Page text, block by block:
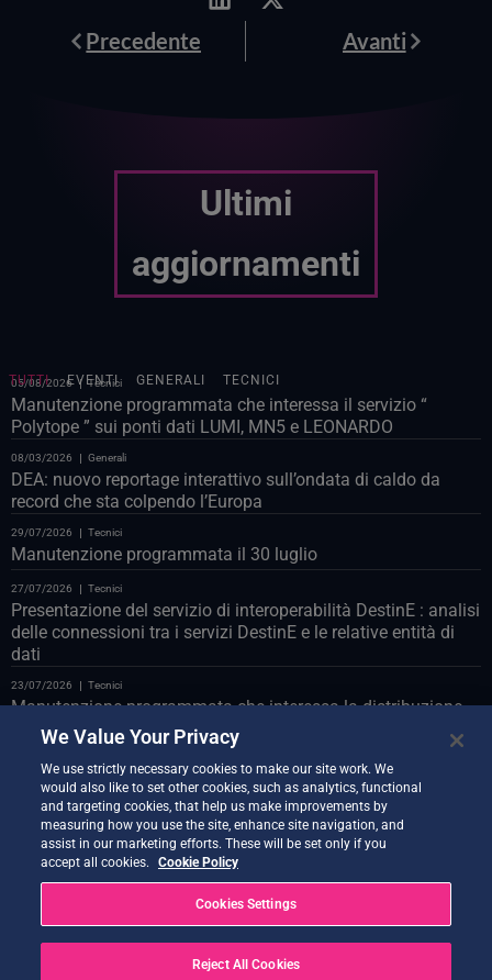
PrevPrecedente AvantiAvanti
Ultimi
aggiornamenti
EVENTI GENERALI TECNICI
TUTTI
05/08/2026 Tecnici
Manutenzione programmata che interessa il servizio “
Polytope ” sui ponti dati LUMI, MN5 e LEONARDO
08/03/2026 Generali
DEA: nuovo reportage interattivo sull’ondata di caldo da
record che sta colpendo l’Europa
29/07/2026 Tecnici
Manutenzione programmata il 30 luglio
27/07/2026 Tecnici
Presentazione del servizio di interoperabilità DestinE : analisi
delle connessioni tra i servizi DestinE e le relative entità di
dati
23/07/2026 Tecnici
Manutenzione programmata che interessa la distribuzione
Polytope sul databridge LUMI
Tecnici
Manutenzione programmata del portale web il 24 luglio
Tecnici
Vi presentiamo il Co-Design Assistant Demonstrator
21/07/2026
Nuova versione di Quantum Service ora disponibile
20/07/2026 Tecnici
Earth Data Hub di Earth Data Hub il 21 luglio
We Value Your Privacy
We use strictly necessary cookies to make our site work. We
would also like to set other cookies, such as analytics, functional
and targeting cookies, that help us make improvements by
measuring how you use the site, enhance site navigation, and
assist in our marketing efforts. These will be set only if you
accept all cookies.
Cookie Policy
Cookies Settings
Reject All Cookies